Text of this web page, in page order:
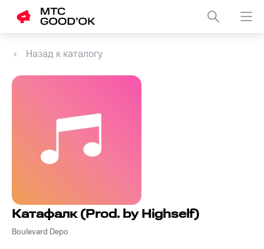
Назад к каталогу
Катафалк (Prod. by Highself)
Boulevard Depo